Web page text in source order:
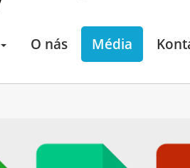
O nás Média